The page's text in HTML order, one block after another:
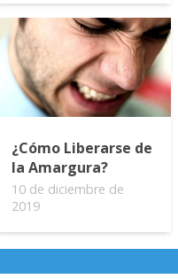
¿Cómo Liberarse de
la Amargura?
10 de diciembre de
2019